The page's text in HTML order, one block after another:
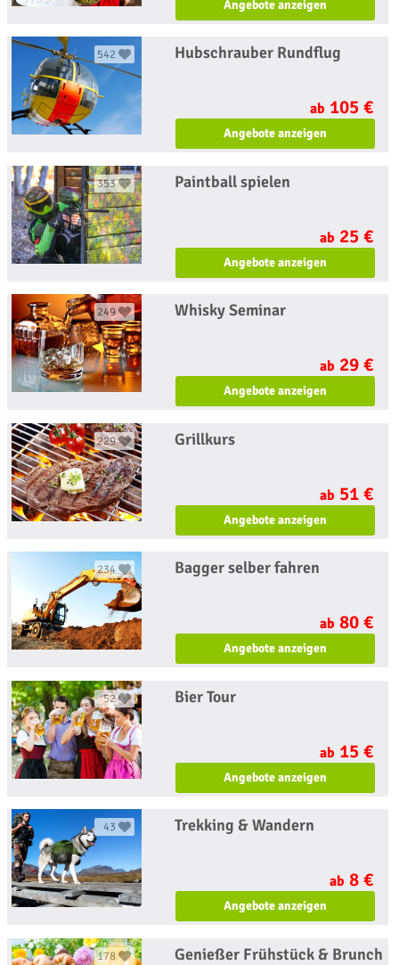
Angebote anzeigen
542 Hubschrauber Rundflug
ab 105 €
Angebote anzeigen
353 Paintball spielen
ab 25 €
Angebote anzeigen
249 Whisky Seminar
ab 29 €
Angebote anzeigen
229 Grillkurs
ab 51 €
Angebote anzeigen
234 Bagger selber fahren
ab 80 €
Angebote anzeigen
52 Bier Tour
ab 15 €
Angebote anzeigen
43 Trekking & Wandern
ab 8 €
Angebote anzeigen
178 Genießer Frühstück & Brunch